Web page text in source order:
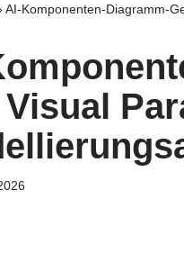
AI-Komponenten-Diagramm-